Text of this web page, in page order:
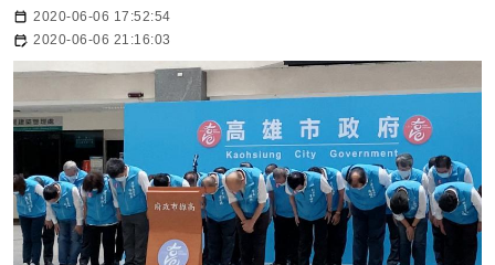
2020-06-06 17:52:54
2020-06-06 21:16:03